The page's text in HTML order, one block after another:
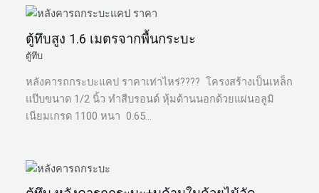
ตู้ทึบสูง 1.6 เมตรจากพื้นกระบะ
ตู้ทึบ
หลังคารถกระบะแคป ราคาเท่าไหร่???? โครงสร้างเป็นเหล็ก
แป๊บขนาด 1/2 นิ้ว ทำสีบรอนด์ หุ้มด้านนอกด้วยแผ่นอลูมิ
เนียมเกรด 1100 หนา 0.65…